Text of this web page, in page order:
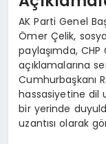
AK Parti Genel
Ömer Çelik,
paylaşımda, CHP
açıklamalarına
Cumhurbaşkanı
hassasiyetine dil
bir yerinde
uzantısı olarak